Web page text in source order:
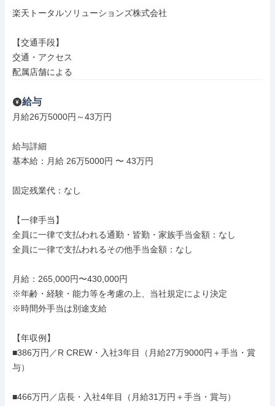
楽天トータルソリューションズ株式会社
【交通手段】
交通・アクセス
配属店舗による
給与
月給26万5000円～43万円
給与詳細
基本給：月給 26万5000円 〜 43万円
固定残業代：なし
【一律手当】
全員に一律で支払われる通勤・皆勤・家族手当金額：なし
全員に一律で支払われるその他手当金額：なし
月給：265,000円〜430,000円
※年齢・経験・能力等を考慮の上、当社規定により決定
※時間外手当は別途支給
【年収例】
■386万円／R CREW・入社3年目（月給27万9000円＋手当・賞
与）
■466万円／店長・入社4年目（月給31万円＋手当・賞与）